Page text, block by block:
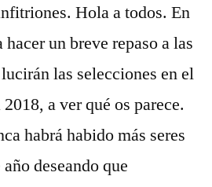
Hola a todos. En
un breve repaso a las
las selecciones en el
a ver qué os parece.
habrá habido más seres
deseando que